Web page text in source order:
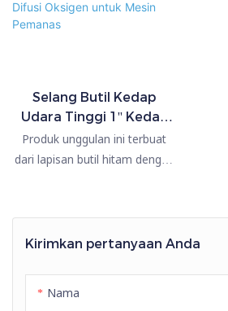
Kirimkan pertanyaan Anda
Nama
Selang Butil Kedap
Udara Tinggi 1'' Kedap
Difusi Oksigen untuk
Mesin Pemanas
Produk unggulan ini terbuat
dari lapisan butil hitam dengan
butil biru. Digunakan untuk
mengangkut udara, etilen
kedap udara tinggi dan anti-